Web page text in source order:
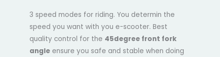
3 speed modes for riding. You determin the
speed you want with you e-scooter. Best
quality control for the 45degree front fork
angle ensure you safe and stable when doing